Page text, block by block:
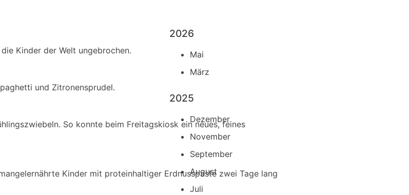
Kinder der Welt ungebrochen.
und Zitronensprudel.
So konnte beim Freitagskiosk ein neues, feines
Kinder mit proteinhaltiger Erdnusspaste zwei Tage lang
2026
Mai
März
2025
Dezember
November
September
August
Juli